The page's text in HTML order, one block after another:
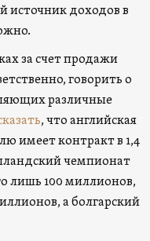
источник доходов в
за счет продажи
говорить о
различные
, что английская
имеет контракт в 1,4
чемпионат
лишь 100 миллионов,
а болгарский